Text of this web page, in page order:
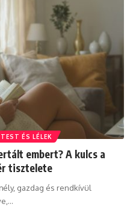
TEST ÉS LÉLEK
embert? A kulcs a
tisztelete
gazdag és rendkívül
…